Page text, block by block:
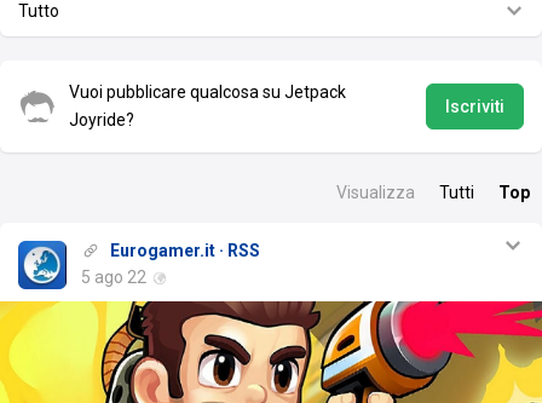
Tutto
Vuoi pubblicare qualcosa su Jetpack
Joyride?
Iscriviti
Visualizza Tutti Top
Eurogamer.it · RSS
5 ago 22